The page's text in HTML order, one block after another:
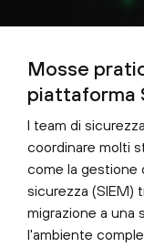
Mosse
piattaforma
I team di
coordinare molti
come la gestione
sicurezza (SIEM)
migrazione a una
l'ambiente